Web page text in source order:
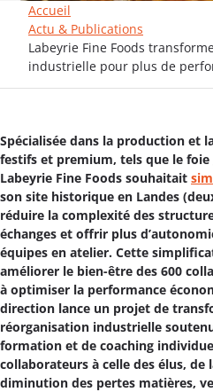
Accueil
Actu & Publications
Labeyrie Fine Foods
industrielle pour plus de
Spécialisée dans la production et
festifs et premium, tels que le
Labeyrie Fine Foods souhaitait
son site historique en Landes
réduire la complexité des
échanges et offrir plus
équipes en atelier. Cette
améliorer le bien-être des 600
à optimiser la performance
direction lance un projet de
réorganisation industrielle
formation et de coaching
collaborateurs à celle des élus, de
diminution des pertes matières,